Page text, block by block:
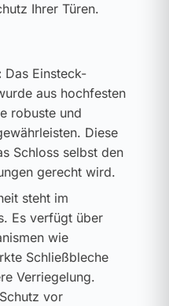
Ihrer Türen.
Das Einsteck-
aus hochfesten
robuste und
Diese
Schloss selbst den
gerecht wird.
steht im
Es verfügt über
wie
Schließbleche
Verriegelung.
vor